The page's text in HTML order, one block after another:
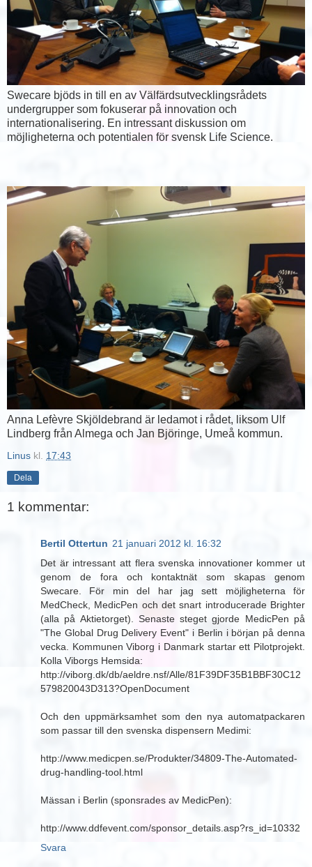
Swecare bjöds in till en av Välfärdsutvecklingsrådets
undergrupper som fokuserar på innovation och
internationalisering. En intressant diskussion om
möjligheterna och potentialen för svensk Life Science.
Anna Lefèvre Skjöldebrand är ledamot i rådet, liksom Ulf
Lindberg från Almega och Jan Björinge, Umeå kommun.
Linus kl. 17:43
Dela
1 kommentar:
Bertil Ottertun 21 januari 2012 kl. 16:32
Det är intressant att flera svenska innovationer kommer ut
genom de fora och kontaktnät som skapas genom
Swecare. För min del har jag sett möjligheterna för
MedCheck, MedicPen och det snart introducerade Brighter
(alla på Aktietorget). Senaste steget gjorde MedicPen på
"The Global Drug Delivery Event" i Berlin i början på denna
vecka. Kommunen Viborg i Danmark startar ett Pilotprojekt.
Kolla Viborgs Hemsida:
http://viborg.dk/db/aeldre.nsf/Alle/81F39DF35B1BBF30C12
579820043D313?OpenDocument
Och den uppmärksamhet som den nya automatpackaren
som passar till den svenska dispensern Medimi:
http://www.medicpen.se/Produkter/34809-The-Automated-
drug-handling-tool.html
Mässan i Berlin (sponsrades av MedicPen):
http://www.ddfevent.com/sponsor_details.asp?rs_id=10332
Svara